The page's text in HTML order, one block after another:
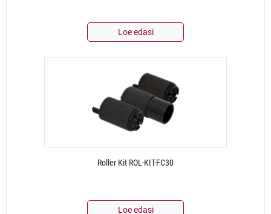
Loe edasi
Roller Kit ROL-KIT-FC30
Loe edasi